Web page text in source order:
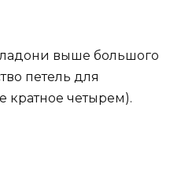
ладони выше большого
петель для
кратное четырем).